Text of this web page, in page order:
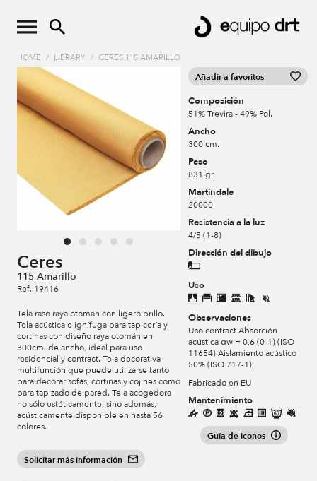
HOME / LIBRARY / CERES 115 AMARILLO
Ceres
115 Amarillo
Ref. 19416
Tela raso raya otomán con ligero brillo.
Tela acústica e ignífuga para tapicería y
cortinas con diseño raya otomán en
300cm. de ancho, ideal para uso
residencial y contract. Tela decorativa
multifunción que puede utilizarse tanto
para decorar sofás, cortinas y cojines como
para tapizado de pared. Tela acogedora
no sólo estéticamente, sino además,
acústicamente disponible en hasta 56
colores.
Solicitar más información
Añadir a favoritos
Composición
51% Trevira - 49% Pol.
Ancho
300 cm.
Peso
831 gr.
Martindale
20000
Resistencia a la luz
4/5 (1-8)
Dirección del dibujo
Uso
Observaciones
Uso contract Absorción
acústica αw = 0,6 (0-1) (ISO
11654) Aislamiento acústico
50% (ISO 717-1)
Fabricado en EU
Mantenimiento
Guía de iconos